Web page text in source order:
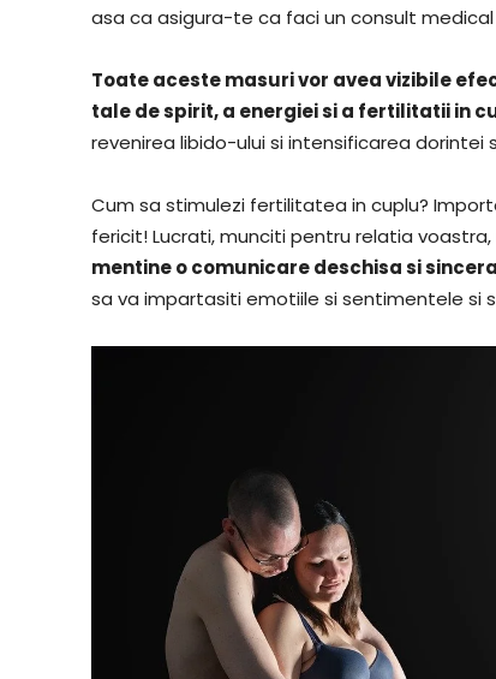
asa ca asigura-te ca faci un consult
Toate aceste masuri vor avea vizibile
tale de spirit, a energiei si a fertilitatii in
revenirea libido-ului si intensificarea
Cum sa stimulezi fertilitatea in cuplu?
fericit! Lucrati, munciti pentru relatia
mentine o comunicare deschisa si
sa va impartasiti emotiile si sentimentele si